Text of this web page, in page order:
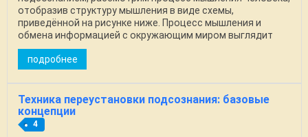
отобразив структуру мышления в виде схемы,
приведённой на рисунке ниже. Процесс мышления и
обмена информацией с окружающим миром выглядит
так: ...
подробнее
Техника переустановки подсознания: базовые
концепции
4